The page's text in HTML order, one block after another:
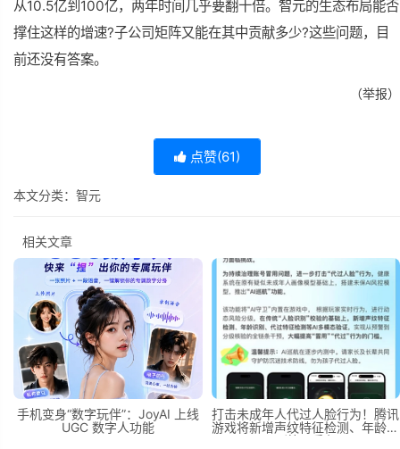
从10.5亿到100亿，两年时间几乎要翻十倍。智元的生态布局能否
撑住这样的增速?子公司矩阵又能在其中贡献多少?这些问题，目
前还没有答案。
（举报）
点赞(61)
本文分类： 智元
相关文章
手机变身“数字玩伴”：JoyAI 上线
UGC 数字人功能
打击未成年人代过人脸行为！腾讯
游戏将新增声纹特征检测、年龄识
别等AI手段